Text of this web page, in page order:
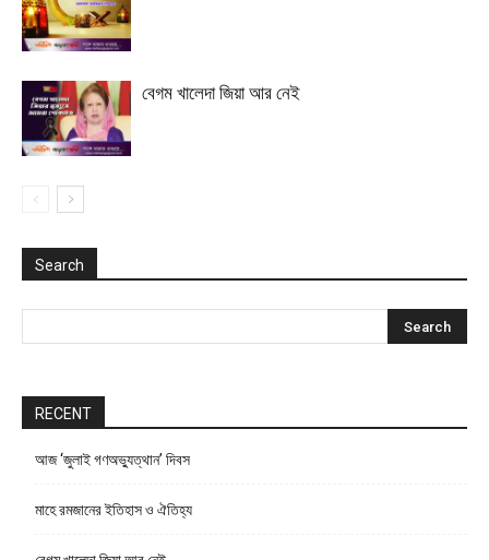
বেগম খালেদা জিয়া আর নেই
Search
RECENT
আজ ‘জুলাই গণঅভ্যুত্থান’ দিবস
মাহে রমজানের ইতিহাস ও ঐতিহ্য